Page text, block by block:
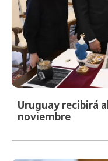
Uruguay recibirá
noviembre